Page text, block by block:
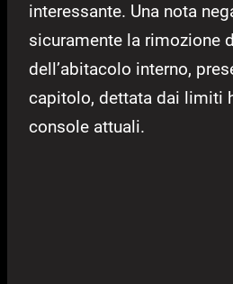
interessante. Una nota
sicuramente la rimozione
dell’abitacolo interno,
capitolo, dettata dai limiti
console attuali.